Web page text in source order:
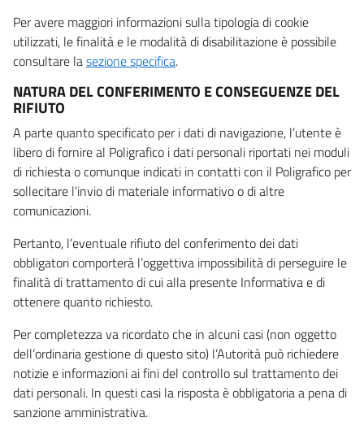
Per avere maggiori informazioni sulla tipologia di cookie
utilizzati, le finalità e le modalità di disabilitazione è possibile
consultare lasezione specifica.
NATURA DEL CONFERIMENTO E CONSEGUENZE DEL
RIFIUTO
A parte quanto specificato per i dati di navigazione, l’utente è
libero di fornire al Poligrafico i dati personali riportati nei moduli
di richiesta o comunque indicati in contatti con il Poligrafico per
sollecitare l’invio di materiale informativo o di altre
comunicazioni.
Pertanto, l’eventuale rifiuto del conferimento dei dati
obbligatori comporterà l’oggettiva impossibilità di perseguire le
finalità di trattamento di cui alla presente Informativa e di
ottenere quanto richiesto.
Per completezza va ricordato che in alcuni casi (non oggetto
dell’ordinaria gestione di questo sito) l’Autorità può richiedere
notizie e informazioni ai fini del controllo sul trattamento dei
dati personali. In questi casi la risposta è obbligatoria a pena di
sanzione amministrativa.